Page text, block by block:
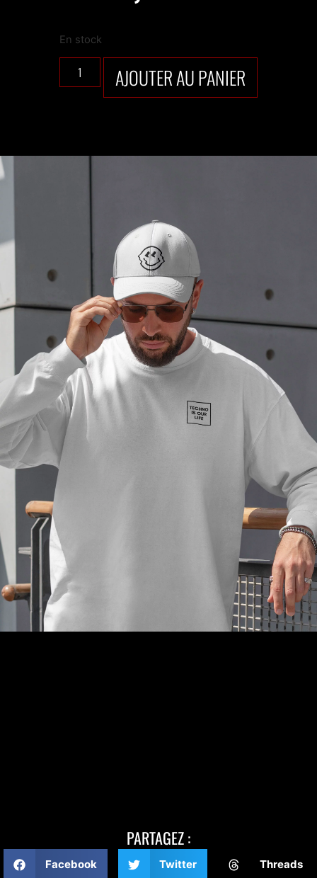
En stock
AJOUTER AU PANIER
PARTAGEZ :
Facebook Twitter Threads